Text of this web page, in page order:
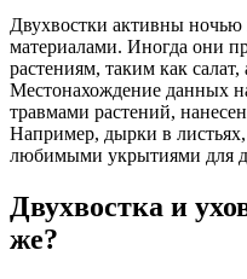
Двухвостки активны
материалами. Иногда они
растениям, таким как
Местонахождение данных
травмами растений,
Например, дырки в
любимыми укрытиями для
Двухвостка и
же?